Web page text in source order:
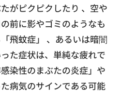
がピクピクしたり 、空や
前に影やゴミのようなも
飛蚊症」 、あるいは暗闇
た症状は、単純な疲れで
染性のまぶたの炎症」や
病気のサインである可能